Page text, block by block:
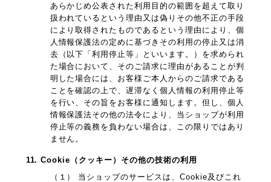
あらかじめ公表された利用目的の範囲を超えて取り
扱われているという理由又は偽りその他不正の手段
により取得されたものであるという理由により、個
人情報保護法の定めに基づきその利用の停止又は消
去（以下「利用停止等」といいます。）を求められ
た場合において、そのご請求に理由があることが判
明した場合には、お客様ご本人からのご請求である
ことを確認の上で、遅滞なく個人情報の利用停止等
を行い、その旨をお客様に通知します。但し、個人
情報保護法その他の法令により、当ショップが利用
停止等の義務を負わない場合は、この限りではあり
ません。
11. Cookie（クッキー）その他の技術の利用
（１） 当ショップのサービスは、Cookie及びこれ